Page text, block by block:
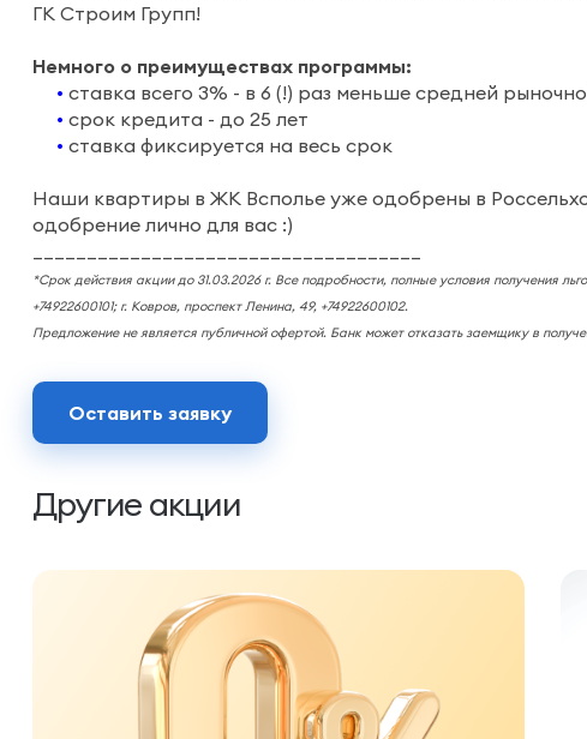
ГК Строим Групп!
Немного о преимуществах программы:
• ставка всего 3% - в 6 (!) раз меньше средней
• срок кредита - до 25 лет
• ставка фиксируется на весь срок
Наши квартиры в ЖК Всполье уже одобрены в
одобрение лично для вас :)
*Срок действия акции до 31.03.2026 г. Все подробности, полные условия получения
+74922600101; г. Ковров, проспект Ленина, 49, +74922600102.
Предложение не является публичной офертой. Банк может отказать заемщику в
Оставить заявку
Другие акции